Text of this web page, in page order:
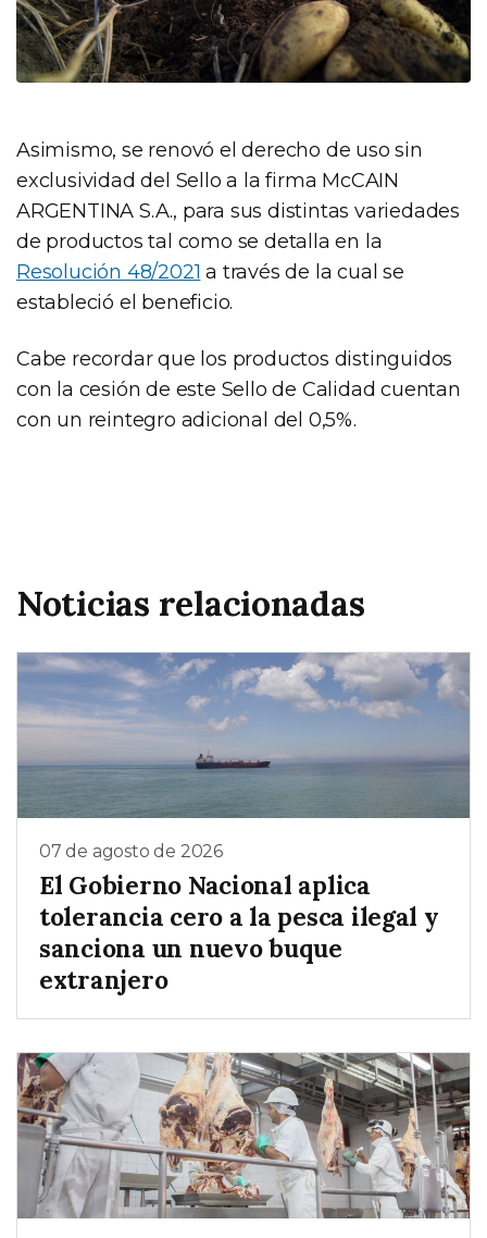
Asimismo, se renovó el derecho de uso sin
exclusividad del Sello a la firma McCAIN
ARGENTINA S.A., para sus distintas variedades
de productos tal como se detalla en la
Resolución 48/2021 a través de la cual se
estableció el beneficio.
Cabe recordar que los productos distinguidos
con la cesión de este Sello de Calidad cuentan
con un reintegro adicional del 0,5%.
Noticias relacionadas
07 de agosto de 2026
El Gobierno Nacional aplica
tolerancia cero a la pesca ilegal y
sanciona un nuevo buque
extranjero